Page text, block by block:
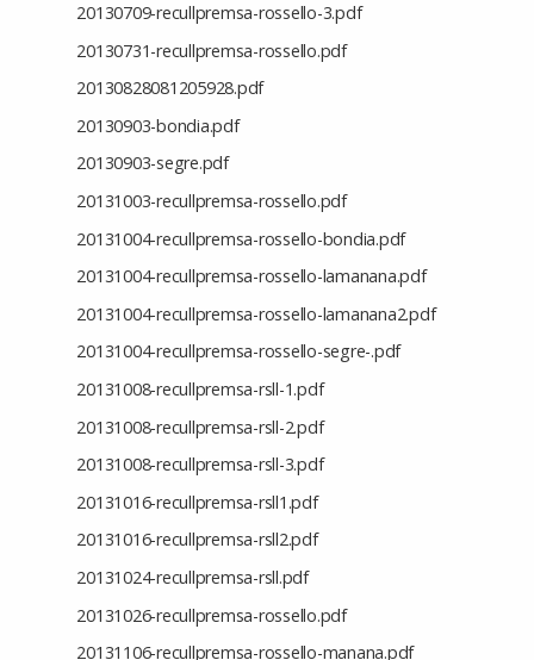
20130709-recullpremsa-rossello-3.pdf
20130731-recullpremsa-rossello.pdf
20130828081205928.pdf
20130903-bondia.pdf
20130903-segre.pdf
20131003-recullpremsa-rossello.pdf
20131004-recullpremsa-rossello-bondia.pdf
20131004-recullpremsa-rossello-lamanana.pdf
20131004-recullpremsa-rossello-lamanana2.pdf
20131004-recullpremsa-rossello-segre-.pdf
20131008-recullpremsa-rsll-1.pdf
20131008-recullpremsa-rsll-2.pdf
20131008-recullpremsa-rsll-3.pdf
20131016-recullpremsa-rsll1.pdf
20131016-recullpremsa-rsll2.pdf
20131024-recullpremsa-rsll.pdf
20131026-recullpremsa-rossello.pdf
20131106-recullpremsa-rossello-manana.pdf